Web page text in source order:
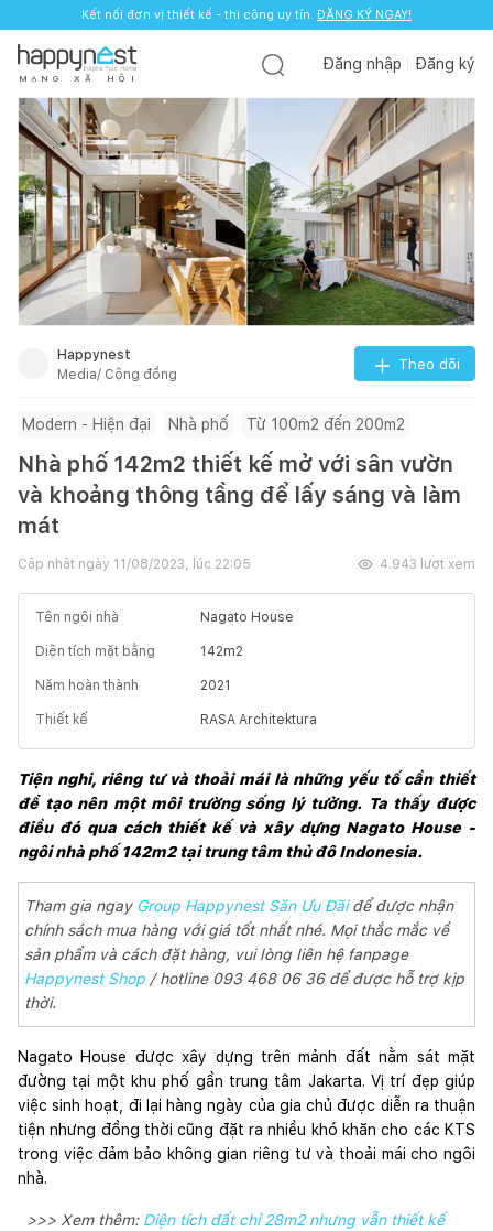
Kết nối đơn vị thiết kế - thi công uy tín. ĐĂNG KÝ NGAY!
M Ạ N G X Ã H Ộ I
Đăng nhập Đăng ký
Happynest
Media/ Cộng đồng
Theo dõi
Modern - Hiện đại Nhà phố Từ 100m2 đến 200m2
Nhà phố 142m2 thiết kế mở với sân vườn
và khoảng thông tầng để lấy sáng và làm
mát
Cập nhật ngày 11/08/2023, lúc 22:05 4.943 lượt xem
Tên ngôi nhà Nagato House
Diện tích mặt bằng 142m2
Năm hoàn thành 2021
Thiết kế RASA Architektura
Tiện nghi, riêng tư và thoải mái là những yếu tố cần thiết
để tạo nên một môi trường sống lý tưởng. Ta thấy được
điều đó qua cách thiết kế và xây dựng Nagato House -
ngôi nhà phố 142m2 tại trung tâm thủ đô Indonesia.
Tham gia ngay Group Happynest Săn Ưu Đãiđể được nhận
chính sách mua hàng với giá tốt nhất nhé. Mọi thắc mắc về
sản phẩm và cách đặt hàng, vui lòng liên hệ fanpage
Happynest Shop / hotline 093 468 06 36 để được hỗ trợ kịp
thời.
Nagato House được xây dựng trên mảnh đất nằm sát mặt
đường tại một khu phố gần trung tâm Jakarta. Vị trí đẹp giúp
việc sinh hoạt, đi lại hàng ngày của gia chủ được diễn ra thuận
tiện nhưng đồng thời cũng đặt ra nhiều khó khăn cho các KTS
trong việc đảm bảo không gian riêng tư và thoải mái cho ngôi
nhà.
>>> Xem thêm: Diện tích đất chỉ 28m2 nhưng vẫn thiết kế